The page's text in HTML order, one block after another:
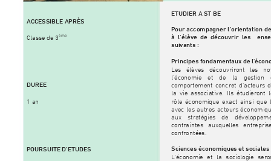
ACCESSIBLE APRÈS
Classe de 3ème
ETUDIER A ST BE
Pour accompagner l’orientation
à l’élève de découvrir les
suivants :
Principes fondamentaux de
Les élèves découvriront les no
l’économie et de la gestion
comportement concret d’acteurs
la vie associative. I
ls étudieront
rôle économique exact ainsi que
avec les autres acteurs écon
aux stratégies de
contraintes auxquel les
confrontées.
Sciences économiques et sociales
L'économie et la sociologie
DUREE
1 an
POURSUITE D’ETUDES